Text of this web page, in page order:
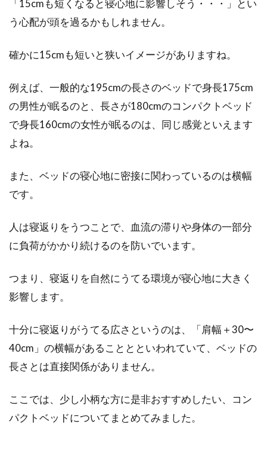
ベッドをなるべく隠したい！ワンル
ワンルームにお住いの方は、住居スペースの
来客にはあ...
ベッドで寝具の順番は決まってる？
寝具売り場に行くと、様々な寝具小物が販売さ
れていますよね。しかし、中にはベッドパッド
カーの口コミ評価を検証
みなさんは、毎晩ぐっすり眠れていますか。も
睡眠の質...
「15cmも短くなると寝心地に影響しそう・・・」とい
う心配が頭を過るかもしれません。
確かに15cmも短いと狭いイメージがありますね。
例えば、一般的な195cmの長さのベッドで身長175cm
の男性が眠るのと、長さが180cmのコンパクトベッド
で身長160cmの女性が眠るのは、同じ感覚といえます
よね。
また、ベッドの寝心地に密接に関わっているのは横幅
です。
人は寝返りをうつことで、血流の滞りや身体の一部分
に負荷がかかり続けるのを防いでいます。
つまり、寝返りを自然にうてる環境が寝心地に大きく
影響します。
十分に寝返りがうてる広さというのは、「肩幅＋30〜
40cm」の横幅があることとといわれていて、ベッドの
長さとは直接関係がありません。
ここでは、少し小柄な方に是非おすすめしたい、コン
パクトベッドについてまとめてみました。